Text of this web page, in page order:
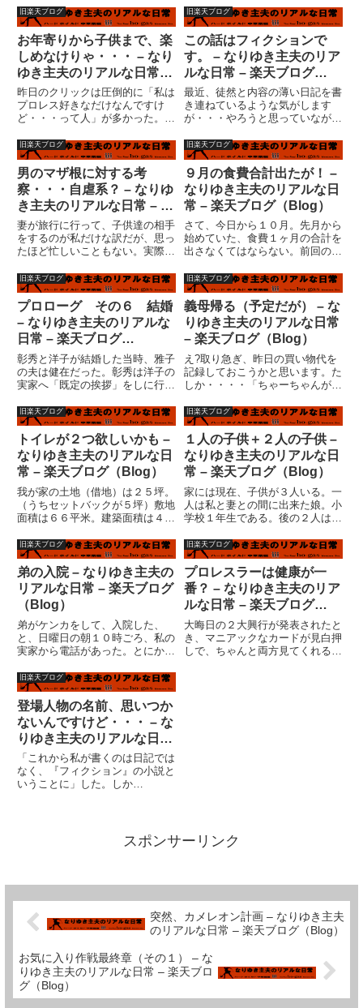
ますまいて・・・理由は大体、前
回の日記どおり。前に進むために
は過去への決別。いや、それほど
大げさではな...
した。この勢いは自分で自分を褒
めてあげたい。いや、作品を褒め
るべき？「冬のソナタ」を見てか
ら、どうにも脱力感があるとい
う...
旧楽天ブログ
お年寄りから子供まで、楽
しめなけりゃ・・・ – なり
ゆき主夫のリアルな日常 –
楽天ブログ（Blog）
昨日のクリックは圧倒的に「私は
プロレス好きなだけなんですけ
ど・・・って人」が多かった。嘘
（こういうのって違法なクリック
誘導と言わないんでしょう
か？？）すみません。勿論、嘘で
す。プロレスファンはシャイな
方々が多くて...
旧楽天ブログ
この話はフィクションで
す。 – なりゆき主夫のリア
ルな日常 – 楽天ブログ
（Blog）
最近、徒然と内容の薄い日記を書
き連ねているような気がします
が・・・やろうと思っていながら
日記の大幅リニューアル。義母ネ
タをチョロチョロと書いてはいる
ものの、実際に何故私が義母のパ
ソコンからお気に入りを削除した
の...
旧楽天ブログ
男のマザ根に対する考
察・・・自虐系？ – なりゆ
き主夫のリアルな日常 – 楽
天ブログ（Blog）
妻が旅行に行って、子供達の相手
をするのが私だけな訳だが、思っ
たほど忙しいこともない。実際に
ムまである。子供の横で、ゴロゴ
ロしていることが仕事みたいなも
んか。勿論、直に妻が帰ってくる
という期待があるからなのだ
が、...
旧楽天ブログ
９月の食費合計出たが！ –
なりゆき主夫のリアルな日
常 – 楽天ブログ（Blog）
さて、今日から１０月。先月から
始めていた、食費１ヶ月の合計を
出さなくてはならない。前回の累
４日でどれほどの出費があったの
か？実は、米がなくなって、米５
キロ買った。（無洗米）妻の講習
会があって、打ち上げではない
が...
旧楽天ブログ
プロローグ その６ 結婚
– なりゆき主夫のリアルな
日常 – 楽天ブログ
（Blog）
彰秀と洋子が結婚した当時、雅子
の夫は健在だった。彰秀は洋子の
実家へ「既定の挨拶」をしに行
巨人戦を見ていた。雅子と洋子、
そして洋子の弟二人は、台所に非
難していた。野球を全く愛してい
ない彰秀にとって、その２時間ほ
ど...
旧楽天ブログ
義母帰る（予定だが） – な
りゆき主夫のリアルな日常
– 楽天ブログ（Blog）
え?取り急ぎ、昨日の買い物代を
記録しておこうかと思います。た
しか・・・・「ちゃーちゃんがい
たら、レジでびっくり６千円超え
てた！ここでこんなに買った事な
いから、ちょっとビックリしちゃ
った」「で、ちゃーちゃんは？
出...
旧楽天ブログ
トイレが２つ欲しいかも –
なりゆき主夫のリアルな日
常 – 楽天ブログ（Blog）
我が家の土地（借地）は２５坪。
（うちセットバックが５坪）敷地
面積は６６平米。建築面積は４１
はっきりいって狭いと思う。家を
持っているというだけで幸せと言
えることではあるが、感謝すれば
広くなるというものでもなく、
狭...
旧楽天ブログ
１人の子供＋２人の子供 –
なりゆき主夫のリアルな日
常 – 楽天ブログ（Blog）
家には現在、子供が３人いる。一
人は私と妻との間に出来た娘。小
学校１年生である。後の２人は妻
の子と、小学校５年生の女の子で
ある。妻の弟は、離婚して子供２
人をおばあちゃんに面倒みてもら
ってなんとか生活していたのだ
が...
旧楽天ブログ
弟の入院 – なりゆき主夫の
リアルな日常 – 楽天ブログ
（Blog）
弟がケンカをして、入院した、
と、日曜日の朝１０時ごろ、私の
実家から電話があった。とにかく
から説明を聞いた。殴られて倒れ
た際に後頭部を強打、頭蓋骨骨
折、脳挫傷。事件は朝の６時ご
ろ。６時間くらいがひとつの山。
急いで...
旧楽天ブログ
プロレスラーは健康が一
番？ – なりゆき主夫のリア
ルな日常 – 楽天ブログ
（Blog）
大晦日の２大興行が発表されたと
き、マニアックなカードが見白押
しで、ちゃんと両方見てくれる人
旧楽天ブログ
登場人物の名前、思いつか
ないんですけど・・・ – な
りゆき主夫のリアルな日常
– 楽天ブログ（Blog）
「これから私が書くのは日記では
なく、『フィクション』の小説と
いうことに」した。しか
そうな気もするんだが、イメージ
が連想されるようでもマズイし、スポンサーリンク
突然、カメレオン計画 – なりゆき主夫
のリアルな日常 – 楽天ブログ（Blog）
お気に入り作戦最終章（その１） – な
りゆき主夫のリアルな日常 – 楽天ブロ
グ（Blog）